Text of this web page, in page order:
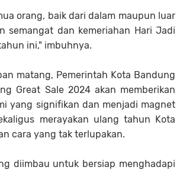
orang, baik dari dalam maupun luar
semangat dan kemeriahan Hari Jadi
ini," imbuhnya.
matang, Pemerintah Kota Bandung
Great Sale 2024 akan memberikan
yang signifikan dan menjadi magnet
merayakan ulang tahun Kota
cara yang tak terlupakan.
diimbau untuk bersiap menghadapi